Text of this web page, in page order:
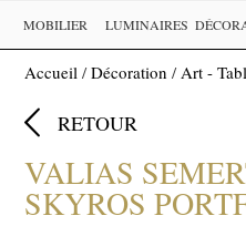
MOBILIER LUMINAIRES
Accueil /Décoration /Art -
 RETOUR
VALIAS
SKYROS